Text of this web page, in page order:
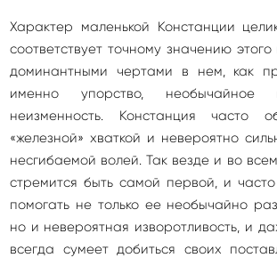
Характер маленькой Констанции
соответствует точному значению
доминантными чертами в нем, как
именно упорство, необычайное
неизменность. Констанция часто
«железной» хваткой и невероятно
несгибаемой волей. Так везде и во
стремится быть самой первой, и
помогать не только ее необычайно
но и невероятная изворотливость, и
всегда сумеет добиться своих